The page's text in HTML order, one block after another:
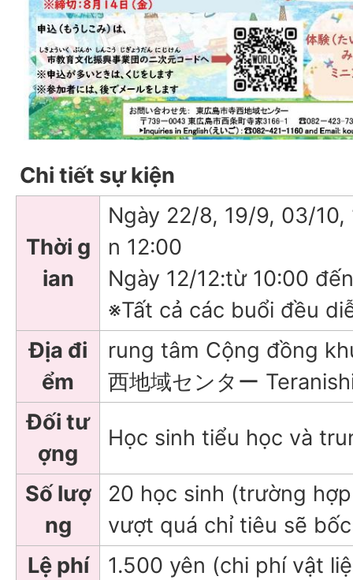
Chi tiết sự kiện
Thời g
ian
Ngày 22/8, 19/9, 03/
n 12:00
Ngày 12/12:từ 10:00
※Tất cả các buổi đều
Địa đi
ểm
rung tâm Cộng đồng
西地域センター
Đối tư
ợng
Học sinh tiểu học và
Số lượ
ng
20 học sinh (trường
vượt quá chỉ tiêu sẽ
Lệ phí
1.500 yên (chi phí vật